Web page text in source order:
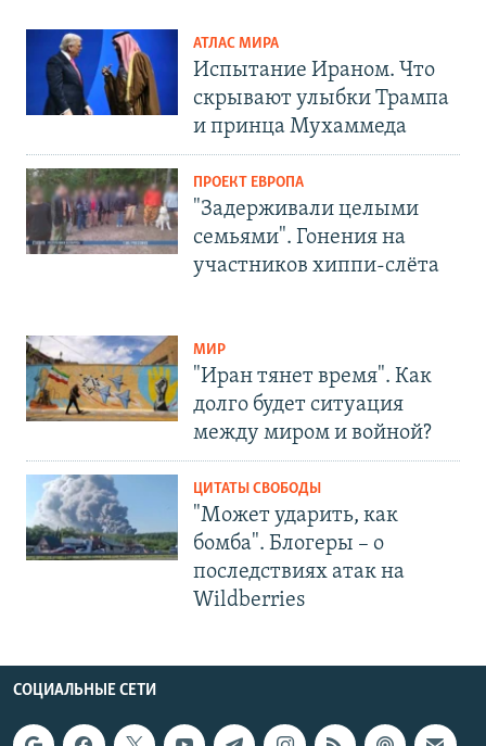
АТЛАС МИРА
Испытание Ираном. Что
скрывают улыбки Трампа
и принца Мухаммеда
ПРОЕКТ ЕВРОПА
"Задерживали целыми
семьями". Гонения на
участников хиппи-слёта
МИР
"Иран тянет время". Как
долго будет ситуация
между миром и войной?
ЦИТАТЫ СВОБОДЫ
"Может ударить, как
бомба". Блогеры – о
последствиях атак на
Wildberries
СОЦИАЛЬНЫЕ СЕТИ